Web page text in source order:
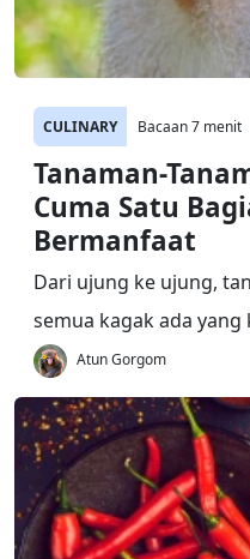
CULINARY Bacaan 7 menit
Tanaman-
Cuma Satu
Bermanfaat
Dari ujung ke ujung,
semua kagak ada yang
Atun Gorgom